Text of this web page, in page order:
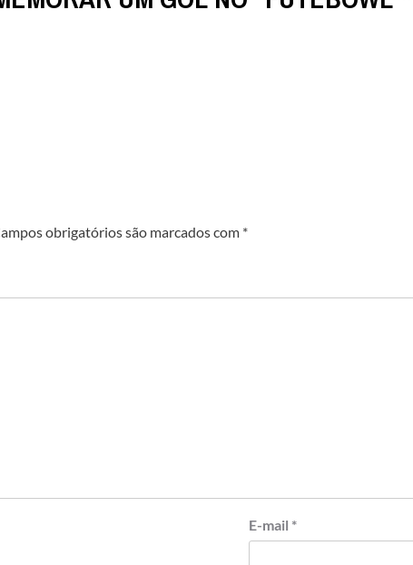
obrigatórios são marcados com *
E-mail *